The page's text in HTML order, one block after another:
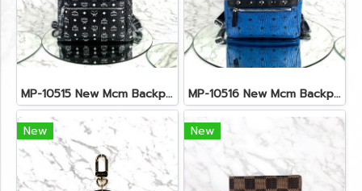
MP-10515 New Mcm Backpack Size M Black Shw MP-10516 New Mcm Backpack Small Blue/Black Shw
New New